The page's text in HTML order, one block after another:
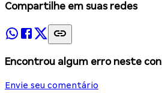
Compartilhe em suas redes
Encontrou algum erro neste
Envie seu comentário